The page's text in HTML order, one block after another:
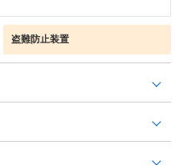
盗難防止装置